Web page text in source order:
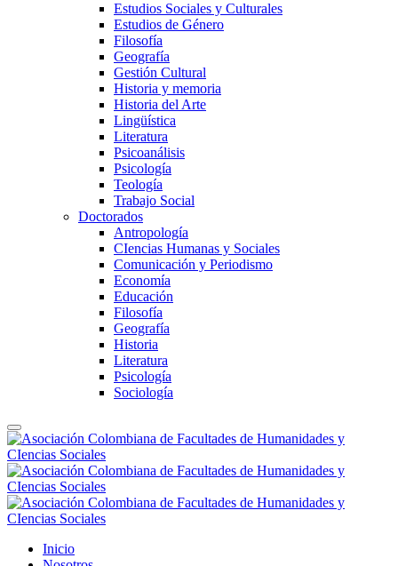
Estudios Sociales y Culturales
Estudios de Género
Filosofía
Geografía
Gestión Cultural
Historia y memoria
Historia del Arte
Lingüística
Literatura
Psicoanálisis
Psicología
Teología
Trabajo Social
Doctorados
Antropología
CIencias Humanas y Sociales
Comunicación y Periodismo
Economía
Educación
Filosofía
Geografía
Historia
Literatura
Psicología
Sociología
Inicio